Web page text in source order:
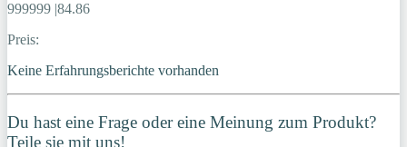
999999 |84.86
Preis:
Keine Erfahrungsberichte vorhanden
Du hast eine Frage oder eine Meinung zum Produkt?
Teile sie mit uns!